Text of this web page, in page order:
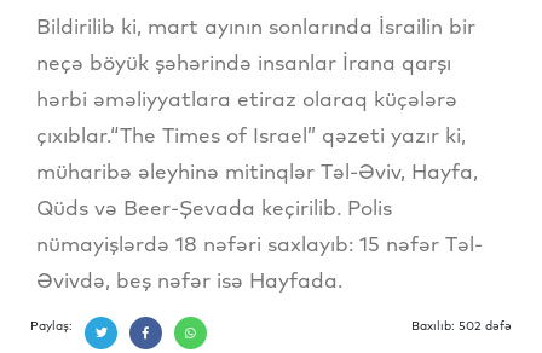
Bildirilib ki, mart ayının sonlarında İsrailin bir
neçə böyük şəhərində insanlar İrana qarşı
hərbi əməliyyatlara etiraz olaraq küçələrə
çıxıblar.“The Times of Israel” qəzeti yazır ki,
müharibə əleyhinə mitinqlər Təl-Əviv, Hayfa,
Qüds və Beer-Şevada keçirilib. Polis
nümayişlərdə 18 nəfəri saxlayıb: 15 nəfər Təl-
Əvivdə, beş nəfər isə Hayfada.
Paylaş: Baxılıb: 502 dəfə